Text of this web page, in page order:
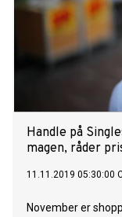
Handle på
magen, råder
11.11.2019 05:30:00
November er